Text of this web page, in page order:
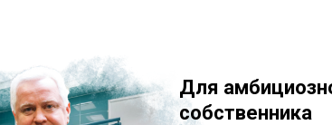
Для
собственника